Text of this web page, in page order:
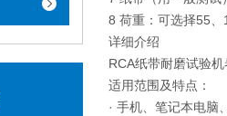
8 荷重：可选择55
详细介绍
RCA纸带耐磨试验
适用范围及特点：
· 手机、笔记本电脑